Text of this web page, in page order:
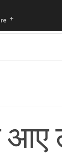
languages